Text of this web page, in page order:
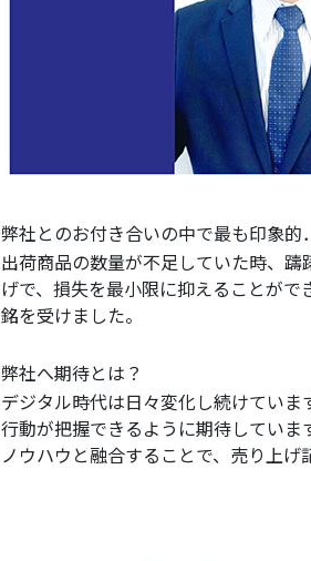
弊社とのお付き合いの中で最も印象的
出荷商品の数量が不足していた時、
げで、損失を最小限に抑えることが
銘を受けました。
弊社へ期待とは？
デジタル時代は日々変化し続けてい
行動が把握できるように期待していま
ノウハウと融合することで、売り上げ